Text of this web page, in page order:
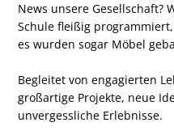
News unsere Gesellschaft?
Schule fleißig
es wurden sogar Möbel
Begleitet von engagierten
großartige Projekte, neue
unvergessliche Erlebnisse.